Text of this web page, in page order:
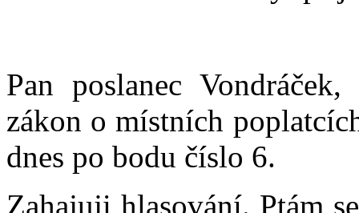
Pan poslanec
zákon o místních
dnes po bodu číslo 6.
Zahajuji hlasování. Ptám